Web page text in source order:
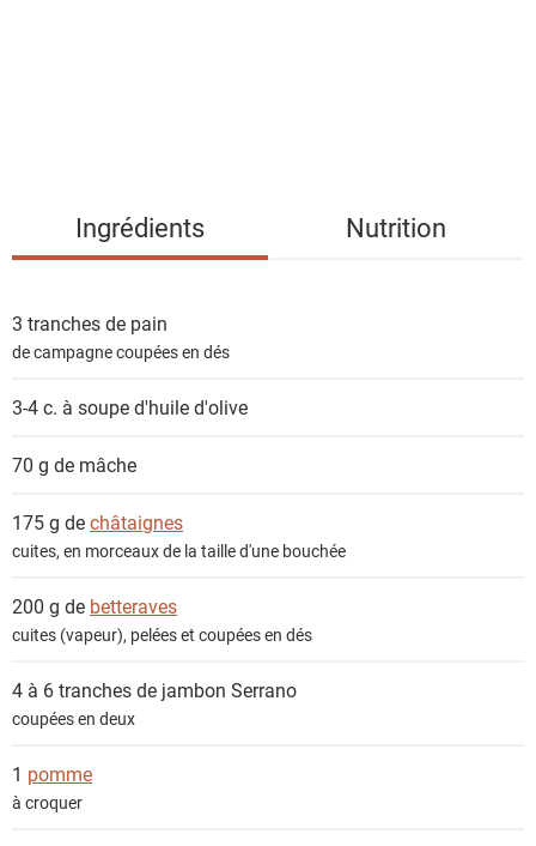
i
e
n
s
Ingrédients Nutrition
3 tranches de pain
de campagne coupées en dés
3-4 c. à souped'huile d'olive
70 g de mâche
175 g dechâtaignes
cuites, en morceaux de la taille d'une bouchée
200 g de betteraves
cuites (vapeur), pelées et coupées en dés
4 à 6 tranches de jambon Serrano
coupées en deux
1 pomme
à croquer